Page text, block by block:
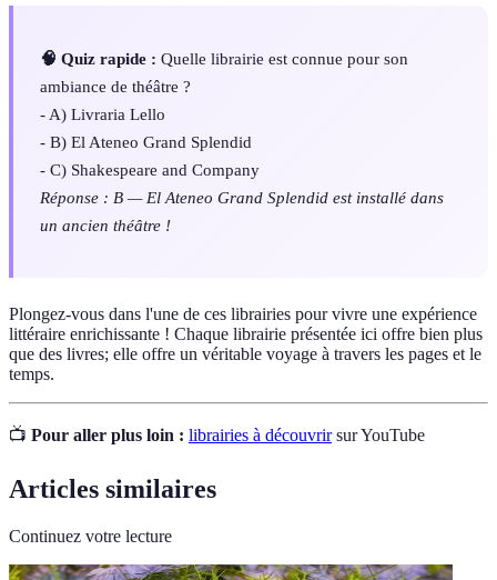
🧠 Quiz rapide : Quelle librairie est connue pour son
ambiance de théâtre ?
- A) Livraria Lello
- B) El Ateneo Grand Splendid
- C) Shakespeare and Company
Réponse : B — El Ateneo Grand Splendid est installé dans
un ancien théâtre !
Plongez-vous dans l'une de ces librairies pour vivre une expérience
littéraire enrichissante ! Chaque librairie présentée ici offre bien plus
que des livres; elle offre un véritable voyage à travers les pages et le
temps.
📺 Pour aller plus loin : librairies à découvrirsur YouTube
Articles similaires
Continuez votre lecture